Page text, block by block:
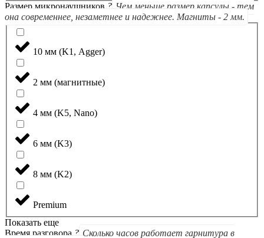
Размер микронаушников ? Чем меньше размер капсулы - тем
она современнее, незаметнее и надежнее. Магниты - 2 мм.
10 мм (K1, Agger)
2 мм (магнитные)
4 мм (K5, Nano)
6 мм (K3)
8 мм (K2)
Premium
Показать еще
Время разговора ? Сколько часов работает гарнитура в